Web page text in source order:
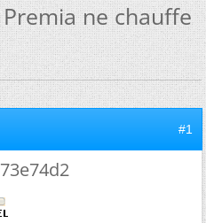
ne chauffe
#1